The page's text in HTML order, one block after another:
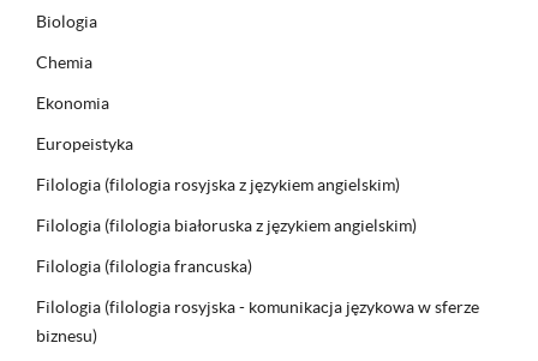
Biologia
Chemia
Ekonomia
Europeistyka
Filologia (filologia rosyjska z językiem angielskim)
Filologia (filologia białoruska z językiem angielskim)
Filologia (filologia francuska)
Filologia (filologia rosyjska - komunikacja językowa w sferze
biznesu)